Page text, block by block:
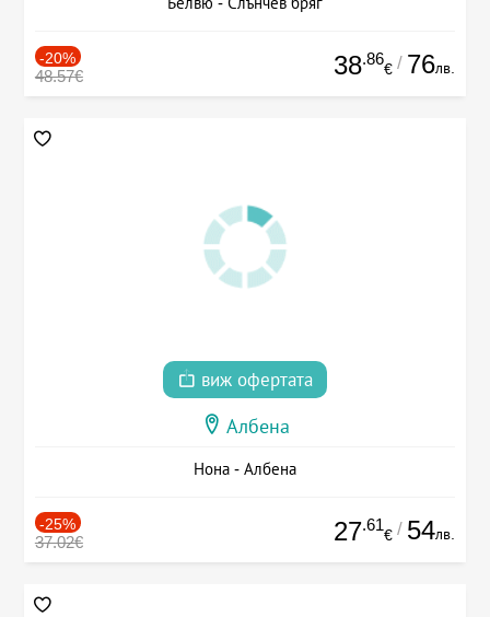
-20%
48.57€ 38.86
€ / 76лв.
виж офертата
Албена
Нона - Албена
-25%
37.02€ 27.61
€ / 54лв.